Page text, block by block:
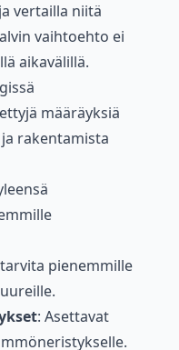
vertailla niitä
vaihtoehto ei
aikavälillä.
määräyksiä
rakentamista
pienemmille
: Asettavat